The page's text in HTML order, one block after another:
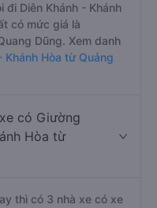
đi Diên Khánh - Khánh
có mức giá là
Dũng. Xem danh
Khánh Hòa từ Quảng
có Giường
Hòa từ
thì có 3 nhà xe có xe